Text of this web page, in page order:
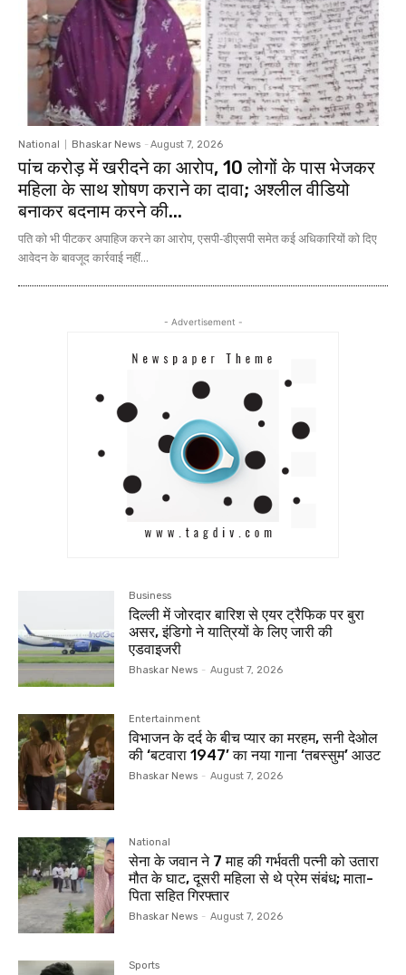
National Bhaskar News - August 7, 2026
पांच करोड़ में खरीदने का आरोप, 10 लोगों के पास भेजकर
महिला के साथ शोषण कराने का दावा; अश्लील वीडियो
बनाकर बदनाम करने की...
पति को भी पीटकर अपाहिज करने का आरोप, एसपी-डीएसपी समेत कई अधिकारियों को दिए
आवेदन के बावजूद कार्रवाई नहीं...
- Advertisement -
Business
दिल्ली में जोरदार बारिश से एयर ट्रैफिक पर बुरा
असर, इंडिगो ने यात्रियों के लिए जारी की
एडवाइजरी
Bhaskar News - August 7, 2026
Entertainment
विभाजन के दर्द के बीच प्यार का मरहम, सनी देओल
की ‘बटवारा 1947’ का नया गाना ‘तबस्सुम’ आउट
Bhaskar News - August 7, 2026
National
सेना के जवान ने 7 माह की गर्भवती पत्नी को उतारा
मौत के घाट, दूसरी महिला से थे प्रेम संबंध; माता-
पिता सहित गिरफ्तार
Bhaskar News - August 7, 2026
Sports